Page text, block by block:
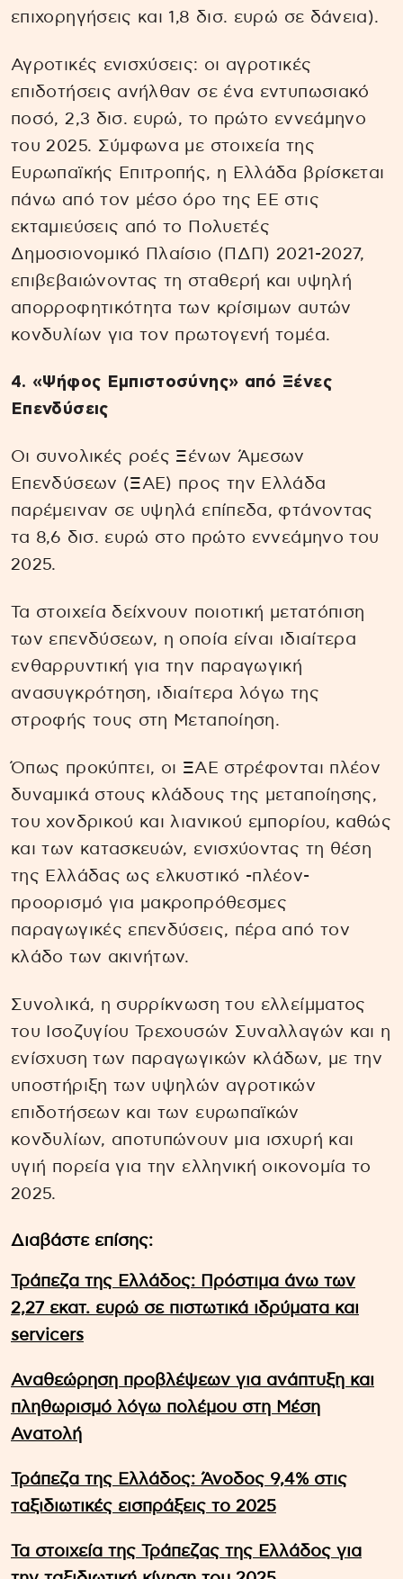
επιχορηγήσεις και 1,8 δισ. ευρώ σε δάνεια).
Αγροτικές ενισχύσεις: οι αγροτικές
επιδοτήσεις ανήλθαν σε ένα εντυπωσιακό
ποσό, 2,3 δισ. ευρώ, το πρώτο εννεάμηνο
του 2025. Σύμφωνα με στοιχεία της
Ευρωπαϊκής Επιτροπής, η Ελλάδα βρίσκεται
πάνω από τον μέσο όρο της ΕΕ στις
εκταμιεύσεις από το Πολυετές
Δημοσιονομικό Πλαίσιο (ΠΔΠ) 2021-2027,
επιβεβαιώνοντας τη σταθερή και υψηλή
απορροφητικότητα των κρίσιμων αυτών
κονδυλίων για τον πρωτογενή τομέα.
4. «Ψήφος Εμπιστοσύνης» από Ξένες
Επενδύσεις
Οι συνολικές ροές Ξένων Άμεσων
Επενδύσεων (ΞΑΕ) προς την Ελλάδα
παρέμειναν σε υψηλά επίπεδα, φτάνοντας
τα 8,6 δισ. ευρώ στο πρώτο εννεάμηνο του
2025.
Τα στοιχεία δείχνουν ποιοτική μετατόπιση
των επενδύσεων, η οποία είναι ιδιαίτερα
ενθαρρυντική για την παραγωγική
ανασυγκρότηση, ιδιαίτερα λόγω της
στροφής τους στη Μεταποίηση.
Όπως προκύπτει, οι ΞΑΕ στρέφονται πλέον
δυναμικά στους κλάδους της μεταποίησης,
του χονδρικού και λιανικού εμπορίου, καθώς
και των κατασκευών, ενισχύοντας τη θέση
της Ελλάδας ως ελκυστικό -πλέον-
προορισμό για μακροπρόθεσμες
παραγωγικές επενδύσεις, πέρα από τον
κλάδο των ακινήτων.
Συνολικά, η συρρίκνωση του ελλείμματος
του Ισοζυγίου Τρεχουσών Συναλλαγών και η
ενίσχυση των παραγωγικών κλάδων, με την
υποστήριξη των υψηλών αγροτικών
επιδοτήσεων και των ευρωπαϊκών
κονδυλίων, αποτυπώνουν μια ισχυρή και
υγιή πορεία για την ελληνική οικονομία το
2025.
Διαβάστε επίσης:
Τράπεζα της Ελλάδος: Πρόστιμα άνω των
2,27 εκατ. ευρώ σε πιστωτικά ιδρύματα και
servicers
Αναθεώρηση προβλέψεων για ανάπτυξη και
πληθωρισμό λόγω πολέμου στη Μέση
Ανατολή
Τράπεζα της Ελλάδος: Άνοδος 9,4% στις
ταξιδιωτικές εισπράξεις το 2025
Τα στοιχεία της Τράπεζας της Ελλάδος για